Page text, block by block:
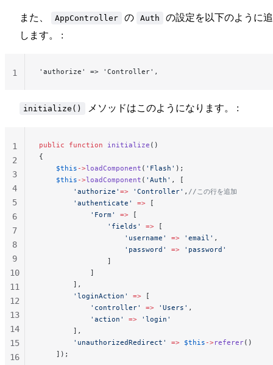
また、 AppController の Auth
の設定を以下のように
します。 :
'authorize' => 'Controller',
1
initialize() メソッドはこのようになります。 :
public function initialize ()
{
    $this
->loadComponent ( 'Flash' );
    $this
->loadComponent ( 'Auth' , [
        'authorize'
=> 'Controller' , //この行を追加
        'authenticate'
=> [
            'Form'
=> [
                'fields'
=> [
                    'username'
=> 'email' ,
                    'password'
=> 'password'
                ]
            ]
        ],
        'loginAction'
=> [
            'controller'
=> 'Users' ,
            'action'
=> 'login'
        ],
        'unauthorizedRedirect'
=> $this ->referer()
    ]);
1
2
3
4
5
6
7
8
9
10
11
12
13
14
15
16